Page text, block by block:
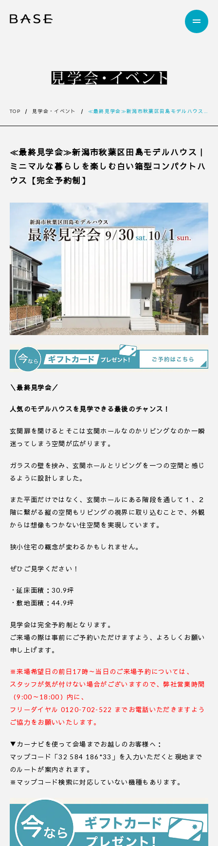
TOP 見学会・イベント
≪最終見学会≫新潟市秋葉区田島モデルハウス｜
ミニマルな暮らしを楽しむ白い箱型コンパクトハ
ウス【完全予約制】
＼最終見学会／
人気のモデルハウスを見学できる最後のチャンス！
玄関扉を開けるとそこは玄関ホールなのかリビングなのか一瞬
迷ってしまう空間が広がります。
ガラスの壁を挟み、玄関ホールとリビングを一つの空間と感じ
るように設計しました。
また平面だけではなく、玄関ホールにある階段を通して１、２
階に繋がる縦の空間もリビングの視界に取り込むことで、外観
からは想像もつかない住空間を実現しています。
狭小住宅の概念が変わるかもしれません。
ぜひご見学ください！
・延床面積：30.9坪
・敷地面積：44.9坪
見学会は完全予約制となります。
ご来場の際は事前にご予約いただけますよう、よろしくお願い
申し上げます。
※来場希望日の前日17時～当日のご来場予約については、
スタッフが気が付けない場合がございますので、弊社営業時間
（9:00～18:00）内に、
フリーダイヤル 0120-702-522 までお電話いただきますよう
ご協力をお願いいたします。
▼カーナビを使って会場までお越しのお客様へ：
マップコード「32 584 186*33」を入力いただくと現地まで
のルートが案内されます。
※マップコード検索に対応していない機種もあります。